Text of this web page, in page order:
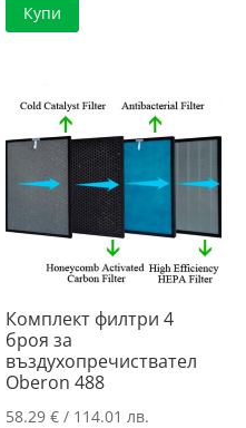
Купи
Комплект филтри 4
броя за
въздухопречиствател
Oberon 488
58.29€ / 114.01 лв.